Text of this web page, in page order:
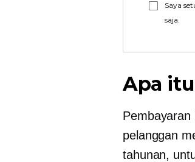
Saya
saja.
Apa
Pembayaran
pelanggan
tahunan,